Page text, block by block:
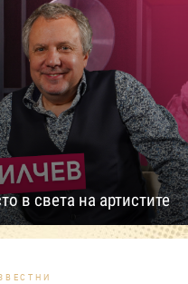
в света на артистите